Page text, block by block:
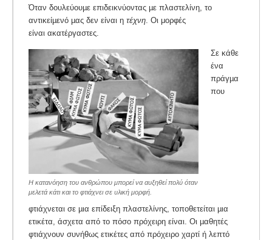
Όταν δουλεύουµε επιδεικνύοντας µε πλαστελίνη, το
αντικείµενό µας δεν είναι η τέχνη. Οι μορφές
είναι ακατέργαστες.
Η κατανόηση του ανθρώπου μπορεί να αυξηθεί πολύ όταν
μελετά κάτι και το φτιάχνει σε υλική μορφή.
Σε κάθε
ένα
πράγµα
που
φτιάχνεται σε µια επίδειξη πλαστελίνης, τοποθετείται µια
ετικέτα, άσχετα από το πόσο πρόχειρη είναι. Οι µαθητές
φτιάχνουν συνήθως ετικέτες από πρόχειρο χαρτί ή λεπτό